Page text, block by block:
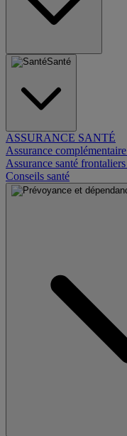
Santé
ASSURANCE SANTÉ
Assurance
Assurance santé frontaliers
Conseils santé